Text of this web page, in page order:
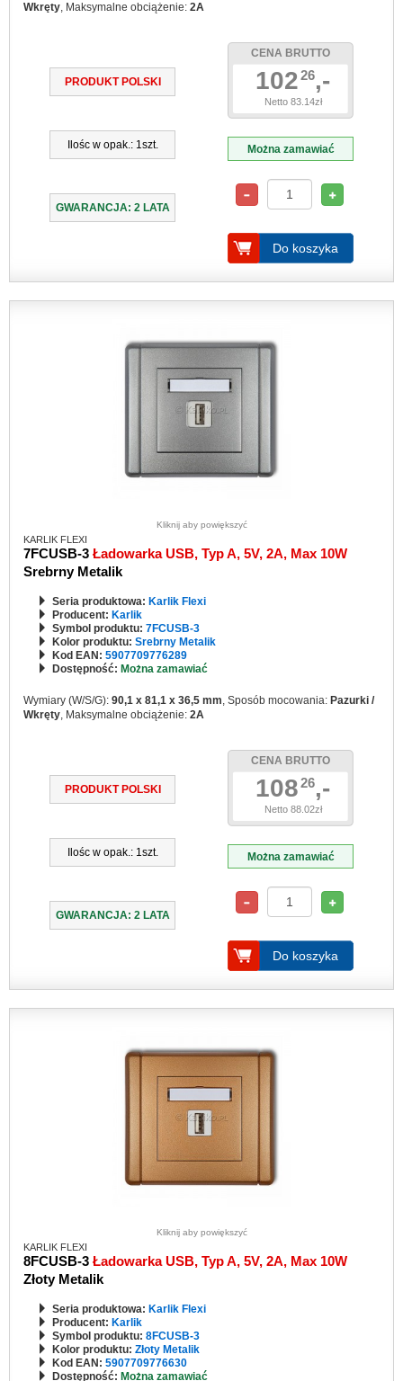
Wkręty, Maksymalne obciążenie: 2A
PRODUKT POLSKI
Ilośc w opak.: 1szt.
GWARANCJA: 2 LATA
CENA BRUTTO
10226,-
Netto 83.14zł
Można zamawiać
Do koszyka
Kliknij aby powiększyć
KARLIK FLEXI
7FCUSB-3 Ładowarka USB, Typ A, 5V, 2A, Max 10W
Srebrny Metalik
Seria produktowa: Karlik Flexi
Producent: Karlik
Symbol produktu: 7FCUSB-3
Kolor produktu: Srebrny Metalik
Kod EAN: 5907709776289
Dostępność: Można zamawiać
Wymiary (W/S/G): 90,1 x 81,1 x 36,5 mm, Sposób mocowania: Pazurki /
Wkręty, Maksymalne obciążenie: 2A
PRODUKT POLSKI
Ilośc w opak.: 1szt.
GWARANCJA: 2 LATA
CENA BRUTTO
10826,-
Netto 88.02zł
Można zamawiać
Do koszyka
Kliknij aby powiększyć
KARLIK FLEXI
8FCUSB-3 Ładowarka USB, Typ A, 5V, 2A, Max 10W
Złoty Metalik
Seria produktowa: Karlik Flexi
Producent: Karlik
Symbol produktu: 8FCUSB-3
Kolor produktu: Złoty Metalik
Kod EAN: 5907709776630
Dostępność: Można zamawiać